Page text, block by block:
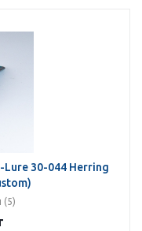
Lure 30-044 Herring
(5)